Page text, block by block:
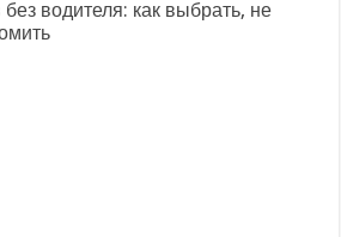
водителя: как выбрать, не